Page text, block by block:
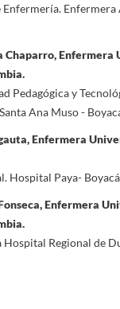
Enfermería.
Enfermera
Pedagógica y
Ana Muso -
Enfermera
Hospital Paya-
Enfermera
Regional de